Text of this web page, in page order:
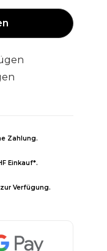
Zahlung.
Einkauf*.
Verfügung.